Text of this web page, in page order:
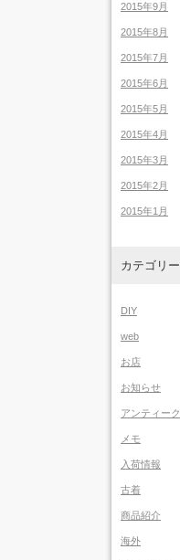
2015年9月
2015年8月
2015年7月
2015年6月
2015年5月
2015年4月
2015年3月
2015年2月
2015年1月
カテゴリー
DIY
web
お店
お知らせ
アンティーク
メモ
入荷情報
古着
商品紹介
海外